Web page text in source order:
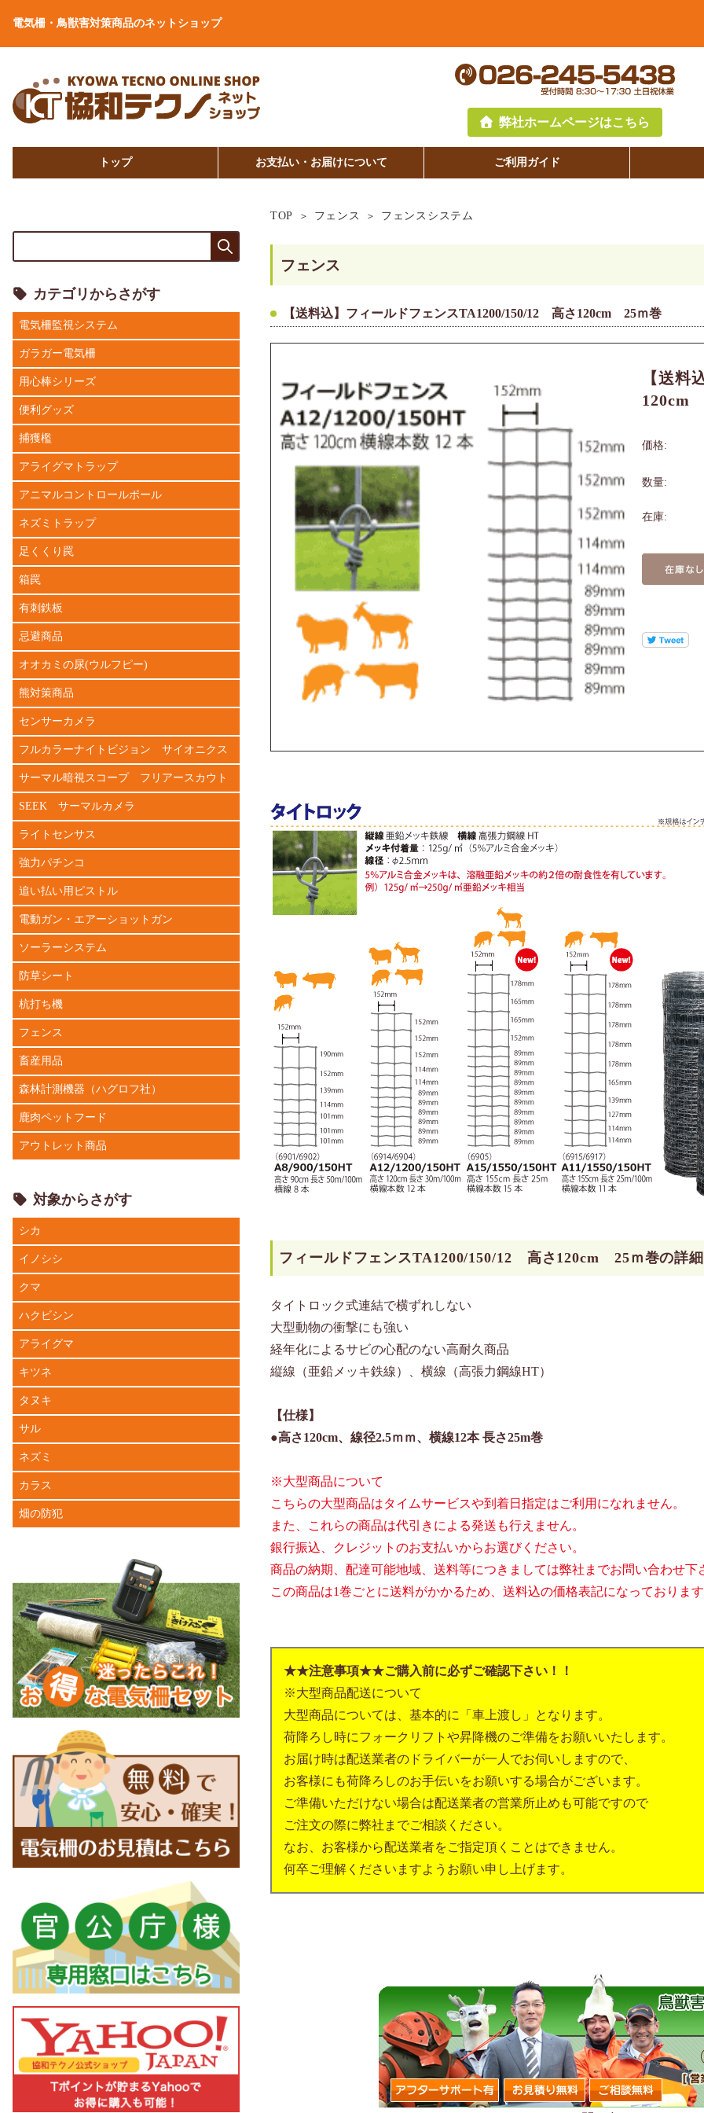
電気柵・鳥獣害対策商品のネットショップ
弊社ホームページはこちら
トップ お支払い・お届けについて ご利用ガイド
TOP フェンス フェンスシステム
フェンス
【送料込】フィールドフェンスTA1200/150/12 高さ120cm 25ｍ巻
【送料
120cm
価格:
数量:
在庫:
フィールドフェンスTA1200/150/12 高さ120cm 25ｍ巻の詳細
タイトロック式連結で横ずれしない
大型動物の衝撃にも強い
経年化によるサビの心配のない高耐久商品
縦線（亜鉛メッキ鉄線）、横線（高張力鋼線HT）
【仕様】
●高さ120cm、線径2.5ｍｍ、横線12本 長さ25m巻
※大型商品について
こちらの大型商品はタイムサービスや到着日指定はご利用になれません。
また、これらの商品は代引きによる発送も行えません。
銀行振込、クレジットのお支払いからお選びください。
商品の納期、配達可能地域、送料等につきましては弊社までお問い合わせ下
この商品は1巻ごとに送料がかかるため、送料込の価格表記になっておりま
★★注意事項★★ご購入前に必ずご確認下さい！！
※大型商品配送について
大型商品については、基本的に「車上渡し」となります。
荷降ろし時にフォークリフトや昇降機のご準備をお願いいたします。
お届け時は配送業者のドライバーが一人でお伺いしますので、
お客様にも荷降ろしのお手伝いをお願いする場合がございます。
ご準備いただけない場合は配送業者の営業所止めも可能ですので
ご注文の際に弊社までご相談ください。
なお、お客様から配送業者をご指定頂くことはできません。
何卒ご理解くださいますようお願い申し上げます。
カテゴリからさがす
電気柵監視システム
ガラガー電気柵
用心棒シリーズ
便利グッズ
捕獲檻
アライグマトラップ
アニマルコントロールポール
ネズミトラップ
足くくり罠
箱罠
有刺鉄板
忌避商品
オオカミの尿(ウルフピー)
熊対策商品
センサーカメラ
フルカラーナイトビジョン サイオニクス
サーマル暗視スコープ フリアースカウト
SEEK サーマルカメラ
ライトセンサス
強力パチンコ
追い払い用ピストル
電動ガン・エアーショットガン
ソーラーシステム
防草シート
杭打ち機
フェンス
畜産用品
森林計測機器（ハグロフ社）
鹿肉ペットフード
アウトレット商品
対象からさがす
シカ
イノシシ
クマ
ハクビシン
アライグマ
キツネ
タヌキ
サル
ネズミ
カラス
畑の防犯